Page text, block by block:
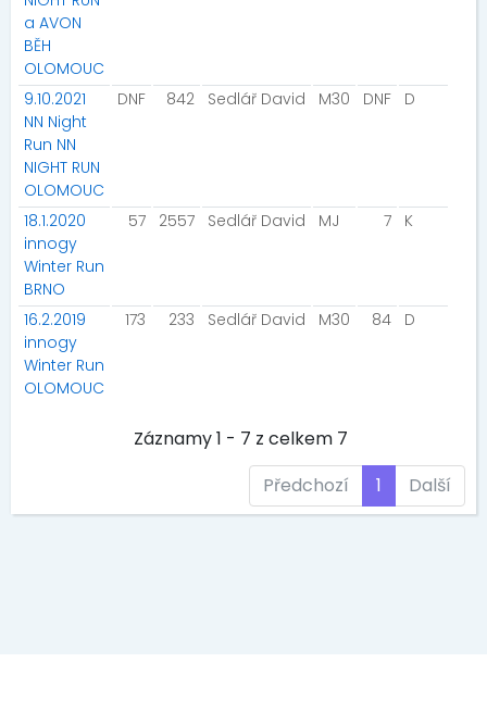
a AVON
BĚH
OLOMOUC
9.10.2021
NN Night
Run NN
NIGHT RUN
OLOMOUC
DNF 842 Sedlář David M30 DNF D
18.1.2020
innogy
Winter Run
BRNO
57 2557 Sedlář David MJ 7 K
16.2.2019
innogy
Winter Run
OLOMOUC
173 233 Sedlář David M30 84 D
Záznamy 1 - 7 z celkem 7
Předchozí
1 Další